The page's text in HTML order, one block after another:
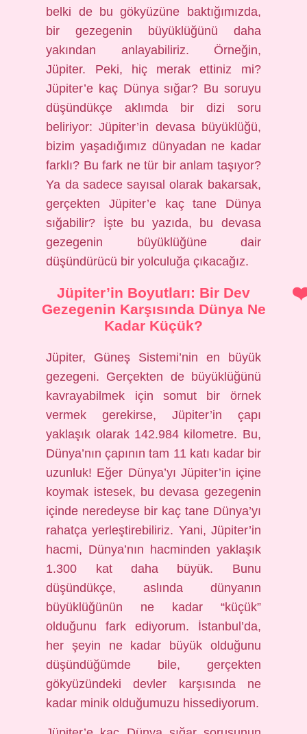
belki de bu gökyüzüne baktığımızda,
bir gezegenin büyüklüğünü daha
yakından anlayabiliriz. Örneğin,
Jüpiter. Peki, hiç merak ettiniz mi?
Jüpiter’e kaç Dünya sığar? Bu soruyu
düşündükçe aklımda bir dizi soru
beliriyor: Jüpiter’in devasa büyüklüğü,
bizim yaşadığımız dünyadan ne kadar
farklı? Bu fark ne tür bir anlam taşıyor?
Ya da sadece sayısal olarak bakarsak,
gerçekten Jüpiter’e kaç tane Dünya
sığabilir? İşte bu yazıda, bu devasa
gezegenin büyüklüğüne dair
düşündürücü bir yolculuğa çıkacağız.
Jüpiter’in Boyutları: Bir Dev
Gezegenin Karşısında Dünya Ne
Kadar Küçük?
Jüpiter, Güneş Sistemi’nin en büyük
gezegeni. Gerçekten de büyüklüğünü
kavrayabilmek için somut bir örnek
vermek gerekirse, Jüpiter’in çapı
yaklaşık olarak 142.984 kilometre. Bu,
Dünya’nın çapının tam 11 katı kadar bir
uzunluk! Eğer Dünya’yı Jüpiter’in içine
koymak istesek, bu devasa gezegenin
içinde neredeyse bir kaç tane Dünya’yı
rahatça yerleştirebiliriz. Yani, Jüpiter’in
hacmi, Dünya’nın hacminden yaklaşık
1.300 kat daha büyük. Bunu
düşündükçe, aslında dünyanın
büyüklüğünün ne kadar “küçük”
olduğunu fark ediyorum. İstanbul’da,
her şeyin ne kadar büyük olduğunu
düşündüğümde bile, gerçekten
gökyüzündeki devler karşısında ne
kadar minik olduğumuzu hissediyorum.